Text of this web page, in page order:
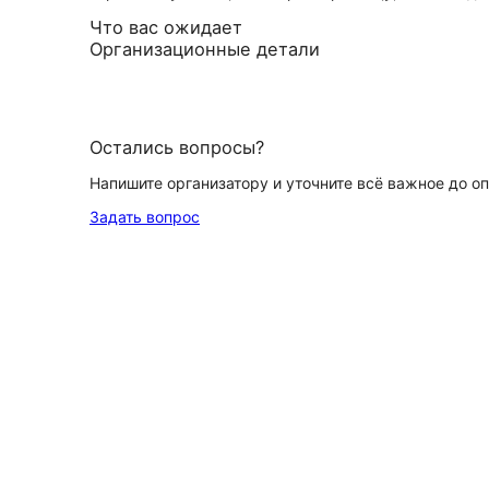
Что вас ожидает
Организационные детали
Остались вопросы?
Напишите организатору и уточните всё важное до
Задать вопрос